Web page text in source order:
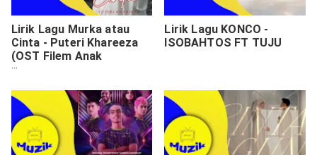
Lirik Lagu Murka atau
Cinta - Puteri Khareeza
(OST Filem Anak
Perjanjian Syaitan 2)
Lirik Lagu KONCO -
ISOBAHTOS FT TUJU